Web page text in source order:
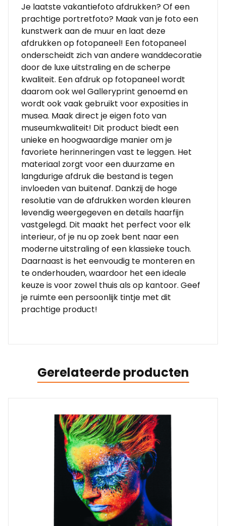
Je laatste vakantiefoto afdrukken? Of een
prachtige portretfoto? Maak van je foto een
kunstwerk aan de muur en laat deze
afdrukken op fotopaneel! Een fotopaneel
onderscheidt zich van andere wanddecoratie
door de luxe uitstraling en de scherpe
kwaliteit. Een afdruk op fotopaneel wordt
daarom ook wel Galleryprint genoemd en
wordt ook vaak gebruikt voor exposities in
musea. Maak direct je eigen foto van
museumkwaliteit! Dit product biedt een
unieke en hoogwaardige manier om je
favoriete herinneringen vast te leggen. Het
materiaal zorgt voor een duurzame en
langdurige afdruk die bestand is tegen
invloeden van buitenaf. Dankzij de hoge
resolutie van de afdrukken worden kleuren
levendig weergegeven en details haarfijn
vastgelegd. Dit maakt het perfect voor elk
interieur, of je nu op zoek bent naar een
moderne uitstraling of een klassieke touch.
Daarnaast is het eenvoudig te monteren en
te onderhouden, waardoor het een ideale
keuze is voor zowel thuis als op kantoor. Geef
je ruimte een persoonlijk tintje met dit
prachtige product!
Gerelateerde producten